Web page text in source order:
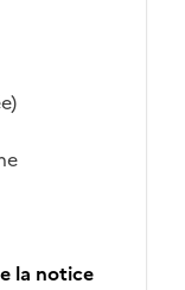
la notice